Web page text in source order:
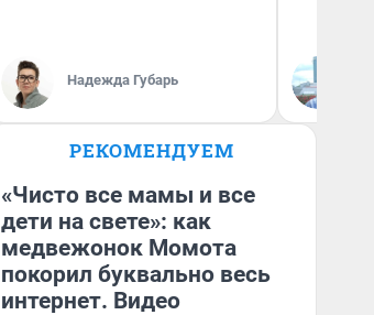
Надежда Губарь
РЕКОМЕНДУЕМ
«Чисто все мамы и все
дети на свете»: как
медвежонок Момота
покорил буквально весь
интернет. Видео